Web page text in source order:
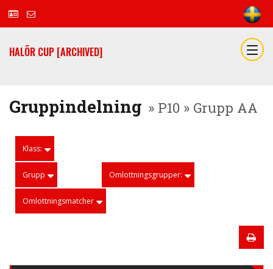
HALÖR CUP [ARCHIVED]
Gruppindelning » P10 » Grupp AA
Klass:
Grupp Omlottningsgrupper:
Omlottningsmatcher